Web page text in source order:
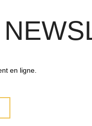
en ligne.